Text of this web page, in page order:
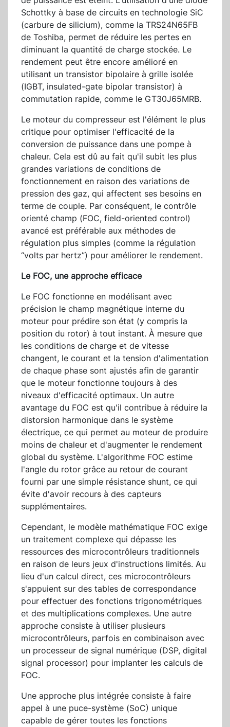
Schottky à base de circuits en technologie SiC
(carbure de silicium), comme la TRS24N65FB
de Toshiba, permet de réduire les pertes en
diminuant la quantité de charge stockée. Le
rendement peut être encore amélioré en
utilisant un transistor bipolaire à grille isolée
(IGBT, insulated-gate bipolar transistor) à
commutation rapide, comme le GT30J65MRB.
Le moteur du compresseur est l'élément le plus
critique pour optimiser l'efficacité de la
conversion de puissance dans une pompe à
chaleur. Cela est dû au fait qu'il subit les plus
grandes variations de conditions de
fonctionnement en raison des variations de
pression des gaz, qui affectent ses besoins en
terme de couple. Par conséquent, le contrôle
orienté champ (FOC, field-oriented control)
avancé est préférable aux méthodes de
régulation plus simples (comme la régulation
“volts par hertz”) pour améliorer le rendement.
Le FOC, une approche efficace
Le FOC fonctionne en modélisant avec
précision le champ magnétique interne du
moteur pour prédire son état (y compris la
position du rotor) à tout instant. À mesure que
les conditions de charge et de vitesse
changent, le courant et la tension d'alimentation
de chaque phase sont ajustés afin de garantir
que le moteur fonctionne toujours à des
niveaux d'efficacité optimaux. Un autre
avantage du FOC est qu'il contribue à réduire la
distorsion harmonique dans le système
électrique, ce qui permet au moteur de produire
moins de chaleur et d'augmenter le rendement
global du système. L'algorithme FOC estime
l'angle du rotor grâce au retour de courant
fourni par une simple résistance shunt, ce qui
évite d'avoir recours à des capteurs
supplémentaires.
Cependant, le modèle mathématique FOC exige
un traitement complexe qui dépasse les
ressources des microcontrôleurs traditionnels
en raison de leurs jeux d'instructions limités. Au
lieu d'un calcul direct, ces microcontrôleurs
s'appuient sur des tables de correspondance
pour effectuer des fonctions trigonométriques
et des multiplications complexes. Une autre
approche consiste à utiliser plusieurs
microcontrôleurs, parfois en combinaison avec
un processeur de signal numérique (DSP, digital
signal processor) pour implanter les calculs de
FOC.
Une approche plus intégrée consiste à faire
appel à une puce-système (SoC) unique
capable de gérer toutes les fonctions